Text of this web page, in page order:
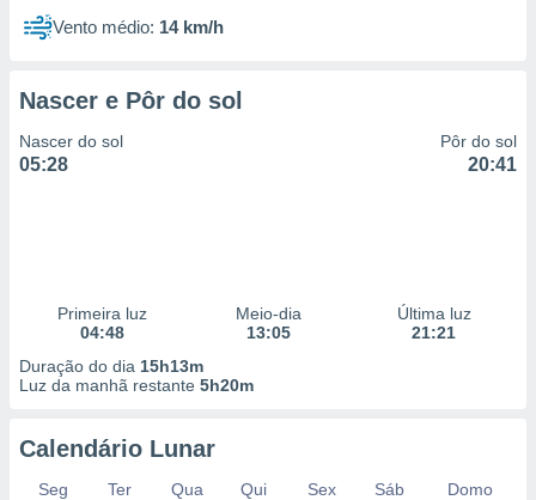
Vento médio: 14 km/h
Nascer e Pôr do sol
Nascer do sol
05:28
Pôr do sol
20:41
Primeira luz
04:48
Meio-dia
13:05
Última luz
21:21
Duração do dia 15h13m
Luz da manhã restante 5h20m
Calendário Lunar
Seg Ter Qua Qui Sex Sáb
Domo